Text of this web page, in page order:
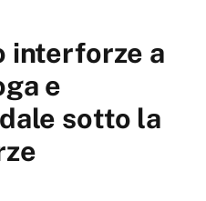
interforze a
e
sotto la